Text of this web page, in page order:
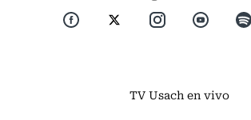
TV Usach en vivo